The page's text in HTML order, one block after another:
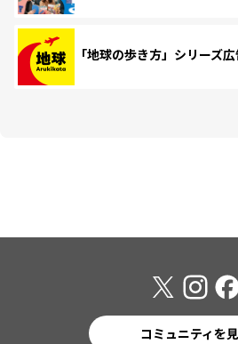
「地球の歩き方」シリーズ
コミュニティを